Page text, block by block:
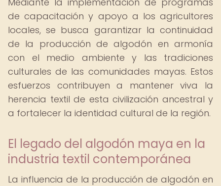
de capacitación y apoyo a los agricultores
locales, se busca garantizar la continuidad
de la producción de algodón en armonía
con el medio ambiente y las tradiciones
culturales de las comunidades mayas. Estos
esfuerzos contribuyen a mantener viva la
herencia textil de esta civilización ancestral y
a fortalecer la identidad cultural de la región.
El legado del algodón maya en la
industria textil contemporánea
La influencia de la producción de algodón en